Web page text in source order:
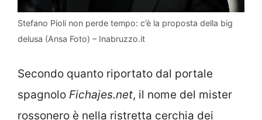
Stefano Pioli non perde tempo: c’è la proposta della big
delusa (Ansa Foto) – Inabruzzo.it
Secondo quanto riportato dal portale
spagnolo Fichajes.net, il nome del mister
rossonero è nella ristretta cerchia dei